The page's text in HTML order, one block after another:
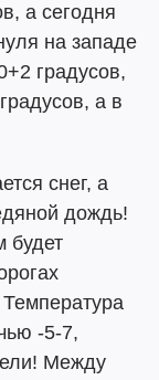
а сегодня
на западе
градусов,
а в
снег, а
дождь!
будет
-5-7,
Между